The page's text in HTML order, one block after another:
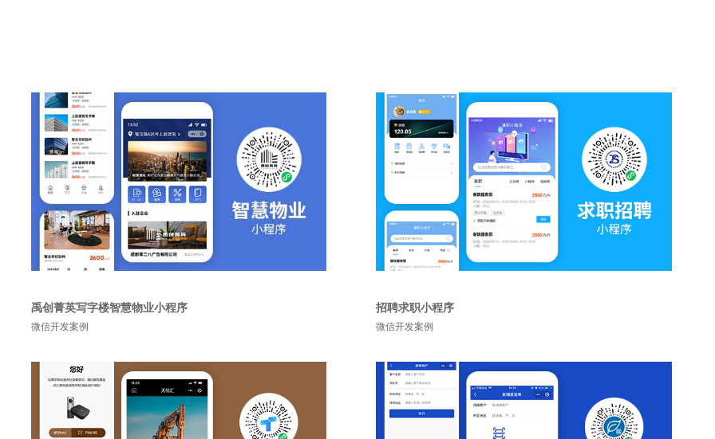
禹创菁英写字楼智慧物业小程序
微信开发案例
招聘求职小程序
微信开发案例